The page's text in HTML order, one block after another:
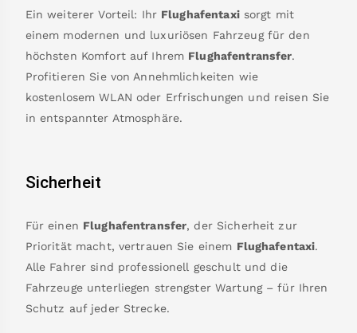
Ein weiterer Vorteil: Ihr Flughafentaxisorgt mit
einem modernen und luxuriösen Fahrzeug für den
höchsten Komfort auf Ihrem Flughafentransfer.
Profitieren Sie von Annehmlichkeiten wie
kostenlosem WLAN oder Erfrischungen und reisen Sie
in entspannter Atmosphäre.
Sicherheit
Für einen Flughafentransfer, der Sicherheit zur
Priorität macht, vertrauen Sie einem Flughafentaxi.
Alle Fahrer sind professionell geschult und die
Fahrzeuge unterliegen strengster Wartung – für Ihren
Schutz auf jeder Strecke.